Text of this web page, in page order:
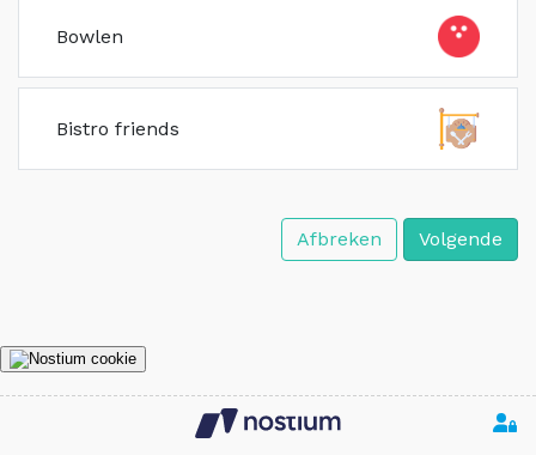
Bowlen
Bistro friends
Afbreken Volgende